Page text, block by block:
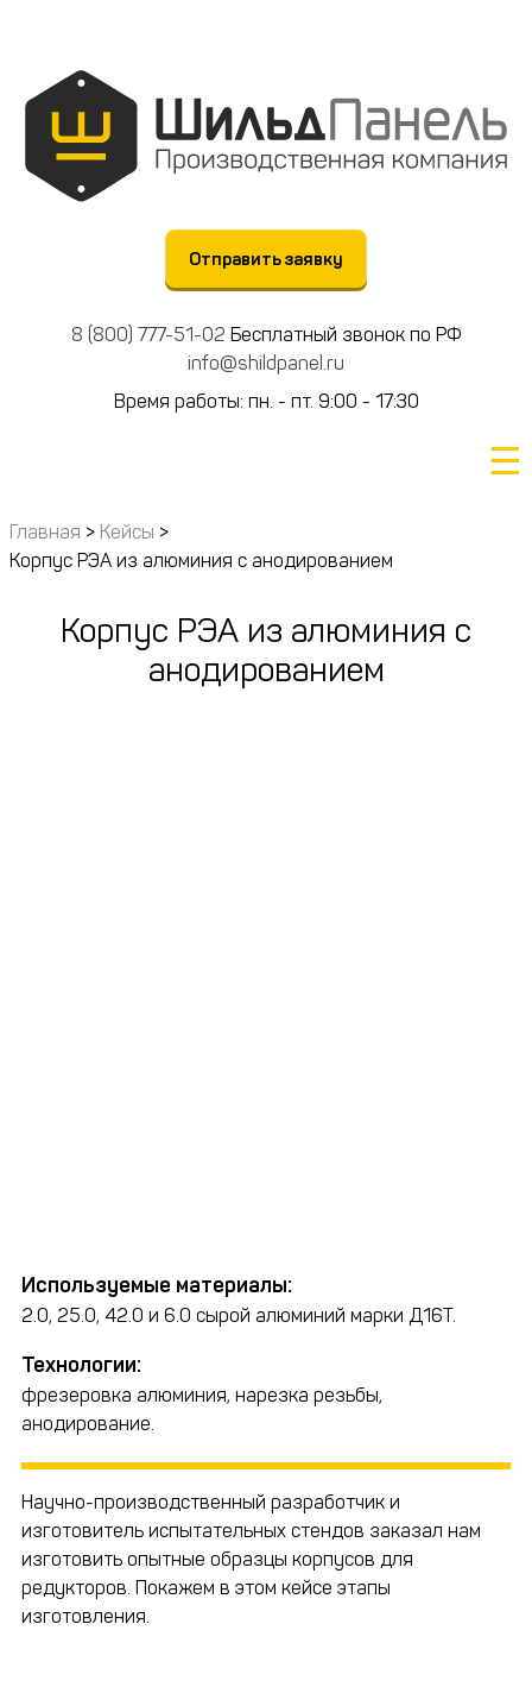
Отправить заявку
8 (800) 777-51-02 Бесплатный звонок по РФ
info@shildpanel.ru
Время работы: пн. - пт. 9:00 - 17:30
☰
Главная > Кейсы >
Корпус РЭА из алюминия с анодированием
Корпус РЭА из алюминия с
анодированием
Используемые материалы:
2.0, 25.0, 42.0 и 6.0 сырой алюминий марки Д16Т.
Технологии:
фрезеровка алюминия, нарезка резьбы,
анодирование.
Научно-производственный разработчик и
изготовитель испытательных стендов заказал нам
изготовить опытные образцы корпусов для
редукторов. Покажем в этом кейсе этапы
изготовления.